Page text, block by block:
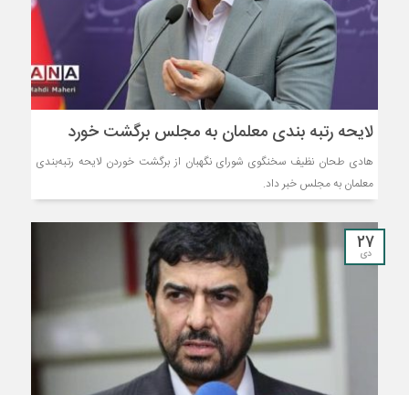
لایحه رتبه بندی معلمان به مجلس برگشت خورد
هادی طحان نظیف سخنگوی شورای نگهبان از برگشت خوردن لایحه رتبه‌بندی
معلمان به مجلس خبر داد.
27
دی